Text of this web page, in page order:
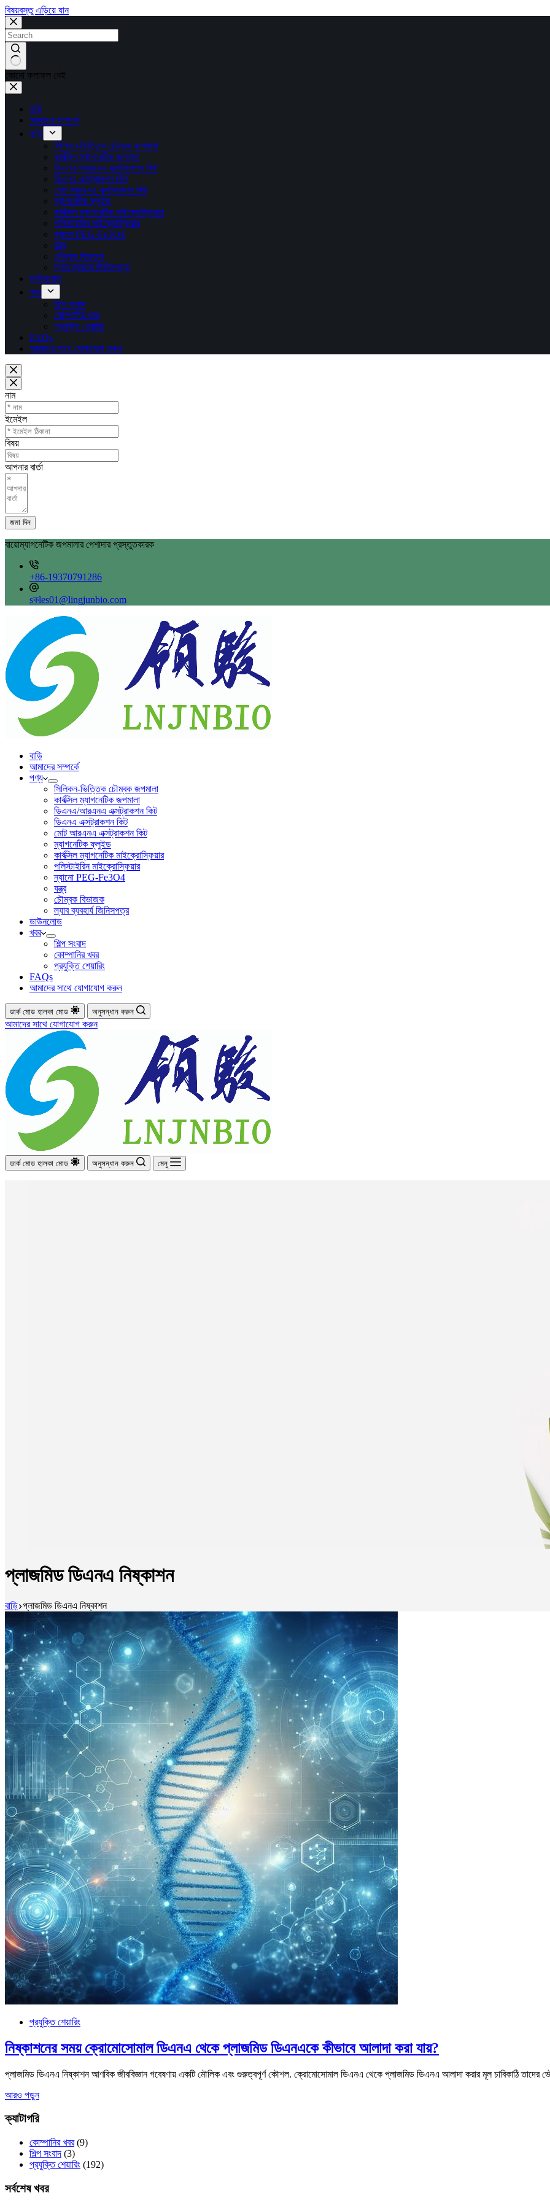
বিষয়বস্তু এড়িয়ে যান
কোনো ফলাফল নেই
বাড়ি
আমাদের সম্পর্কে
পণ্য
সিলিকন-ভিত্তিক চৌম্বক জপমালা
কার্বক্সিল ম্যাগনেটিক জপমালা
ডিএনএ/আরএনএ এক্সট্রাকশন কিট
ডিএনএ এক্সট্রাকশন কিট
মোট আরএনএ এক্সট্রাকশন কিট
ম্যাগনেটিক ফ্লুইড
কার্বক্সিল ম্যাগনেটিক মাইক্রোস্ফিয়ার
পলিস্টাইরিন মাইক্রোস্ফিয়ার
ন্যানো PEG-Fe3O4
যন্ত্র
চৌম্বক বিভাজক
ল্যাব ব্যবহার্য জিনিসপত্র
ডাউনলোড
খবর
শিল্প সংবাদ
কোম্পানির খবর
প্রযুক্তি শেয়ারিং
FAQs
আমাদের সাথে যোগাযোগ করুন
নাম
ইমেইল
বিষয়
আপনার বার্তা
জমা দিন
বায়োম্যাগনেটিক জপমালার পেশাদার প্রস্তুতকারক
+86-19370791286
sকles01@lingjunbio.com
বাড়ি
আমাদের সম্পর্কে
পণ্য
সিলিকন-ভিত্তিক চৌম্বক জপমালা
কার্বক্সিল ম্যাগনেটিক জপমালা
ডিএনএ/আরএনএ এক্সট্রাকশন কিট
ডিএনএ এক্সট্রাকশন কিট
মোট আরএনএ এক্সট্রাকশন কিট
ম্যাগনেটিক ফ্লুইড
কার্বক্সিল ম্যাগনেটিক মাইক্রোস্ফিয়ার
পলিস্টাইরিন মাইক্রোস্ফিয়ার
ন্যানো PEG-Fe3O4
যন্ত্র
চৌম্বক বিভাজক
ল্যাব ব্যবহার্য জিনিসপত্র
ডাউনলোড
খবর
শিল্প সংবাদ
কোম্পানির খবর
প্রযুক্তি শেয়ারিং
FAQs
আমাদের সাথে যোগাযোগ করুন
ডার্ক মোড হালকা মোড অনুসন্ধান করুন
আমাদের সাথে যোগাযোগ করুন
ডার্ক মোড হালকা মোড অনুসন্ধান করুন মেনু
প্লাজমিড ডিএনএ নিষ্কাশন
বাড়ি প্লাজমিড ডিএনএ নিষ্কাশন
প্রযুক্তি শেয়ারিং
নিষ্কাশনের সময় ক্রোমোসোমাল ডিএনএ থেকে প্লাজমিড ডিএনএকে কীভাবে আলাদা করা যায়?
প্লাজমিড ডিএনএ নিষ্কাশন আণবিক জীববিজ্ঞান গবেষণায় একটি মৌলিক এবং গুরুত্বপূর্ণ কৌশল. ক্রোমোসোমাল ডিএনএ থেকে প্লাজমিড ডিএনএ আলাদা করার মূল চাবিকাঠি তাদের
আরও পড়ুন
ক্যাটাগরি
কোম্পানির খবর(9)
শিল্প সংবাদ (3)
প্রযুক্তি শেয়ারিং (192)
সর্বশেষ খবর